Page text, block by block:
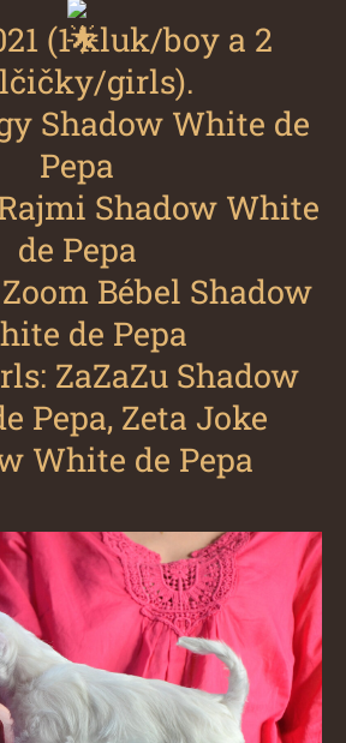
(1 kluk/boy a 2
girls).
Shadow White de
Pepa
Shadow White
de Pepa
Bébel Shadow
de Pepa
ZaZaZu Shadow
Pepa, Zeta Joke
White de Pepa